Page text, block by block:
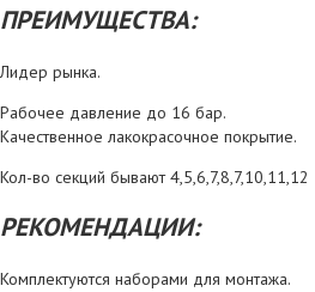
ПРЕИМУЩЕСТВА:
Лидер рынка.
Рабочее давление до 16 бар.
Качественное лакокрасочное покрытие.
Кол-во секций бывают 4,5,6,7,8,7,10,11,12
РЕКОМЕНДАЦИИ:
Комплектуются наборами для монтажа.